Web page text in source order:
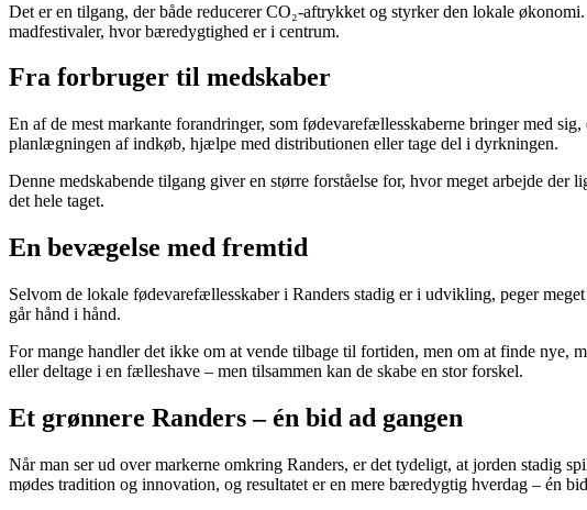
Det er en tilgang, der både reducerer CO₂-aftrykket og styrker den lokale
madfestivaler, hvor bæredygtighed er i centrum.
Fra forbruger til medskaber
En af de mest markante forandringer, som fødevarefællesskaberne bringer med
planlægningen af indkøb, hjælpe med distributionen eller tage del i dyrkningen.
Denne medskabende tilgang giver en større forståelse for, hvor meget arbejde
det hele taget.
En bevægelse med fremtid
Selvom de lokale fødevarefællesskaber i Randers stadig er i udvikling, peger
går hånd i hånd.
For mange handler det ikke om at vende tilbage til fortiden, men om at finde nye,
eller deltage i en fælleshave – men tilsammen kan de skabe en stor forskel.
Et grønnere Randers – én bid ad gangen
Når man ser ud over markerne omkring Randers, er det tydeligt, at jorden stadig
mødes tradition og innovation, og resultatet er en mere bæredygtig hverdag – én